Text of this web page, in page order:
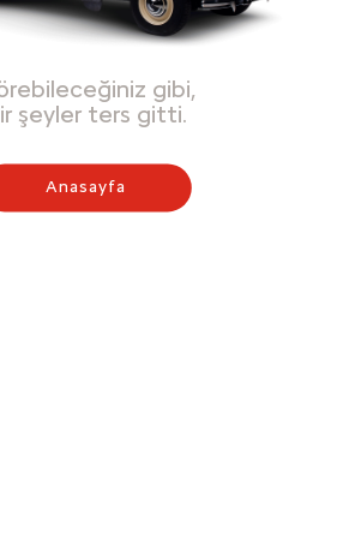
gibi,
şeyler ters gitti.
Anasayfa